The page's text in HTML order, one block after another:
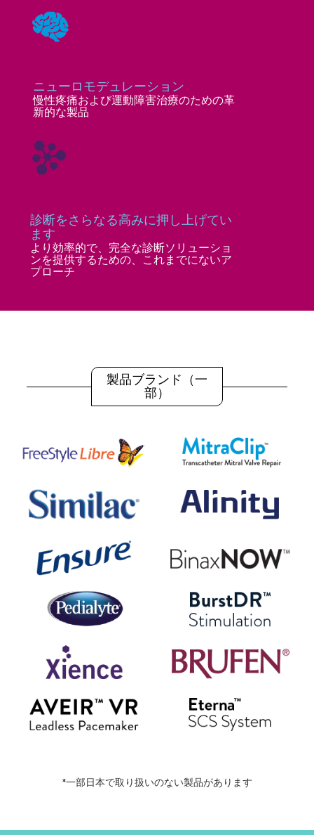
ニューロモデュレーション
慢性疼痛および運動障害治療のための革
新的な製品
診断をさらなる高みに押し上げてい
ます
より効率的で、完全な診断ソリューショ
ンを提供するための、これまでにないア
プローチ
製品ブランド（一
部）
*一部日本で取り扱いのない製品があります